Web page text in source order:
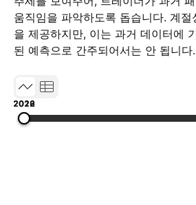
움직임을 파악하도록 돕습니다. 계절
을 제공하지만, 이는 과거 데이터에
된 예측으로 간주되어서는 안 됩니다.
2019
2022
2026